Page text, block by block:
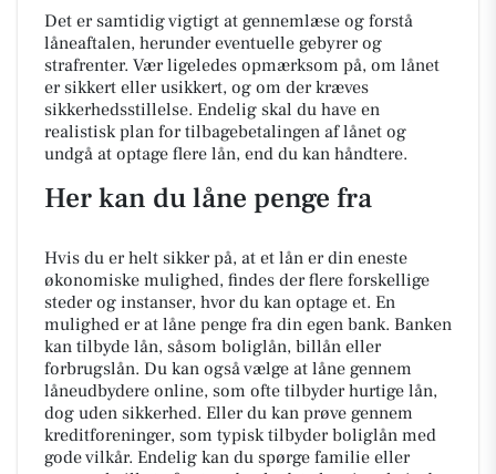
Det er samtidig vigtigt at gennemlæse og forstå
låneaftalen, herunder eventuelle gebyrer og
strafrenter. Vær ligeledes opmærksom på, om lånet
er sikkert eller usikkert, og om der kræves
sikkerhedsstillelse. Endelig skal du have en
realistisk plan for tilbagebetalingen af lånet og
undgå at optage flere lån, end du kan håndtere.
Her kan du låne penge fra
Hvis du er helt sikker på, at et lån er din eneste
økonomiske mulighed, findes der flere forskellige
steder og instanser, hvor du kan optage et. En
mulighed er at låne penge fra din egen bank. Banken
kan tilbyde lån, såsom boliglån, billån eller
forbrugslån. Du kan også vælge at låne gennem
låneudbydere online, som ofte tilbyder hurtige lån,
dog uden sikkerhed. Eller du kan prøve gennem
kreditforeninger, som typisk tilbyder boliglån med
gode vilkår. Endelig kan du spørge familie eller